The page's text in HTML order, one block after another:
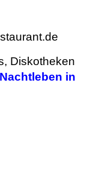
Diskotheken
Nachtleben in